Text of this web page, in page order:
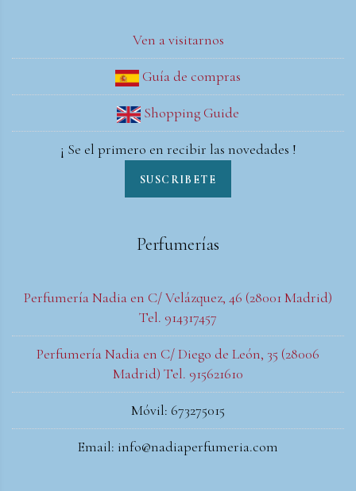
Ven a visitarnos
Guía de compras
Shopping Guide
¡ Se el primero en recibir las novedades !
SUSCRIBETE
Perfumerías
Perfumería Nadia en C/ Velázquez, 46 (28001 Madrid)
Tel. 914317457
Perfumería Nadia en C/ Diego de León, 35 (28006
Madrid) Tel. 915621610
Móvil: 673275015
Email: info@nadiaperfumeria.com